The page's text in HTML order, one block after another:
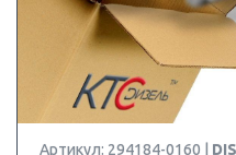
Артикул: 294184-0160 |